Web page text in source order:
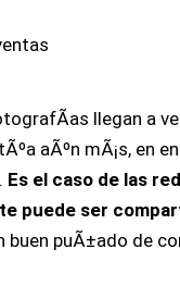
llegan a
aÃºn mÃ¡s, en
Es el caso de las
puede ser
buen puÃ±ado de